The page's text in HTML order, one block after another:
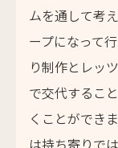
ムを通して考
ープになって
り制作とレッ
で交代するこ
くことができ